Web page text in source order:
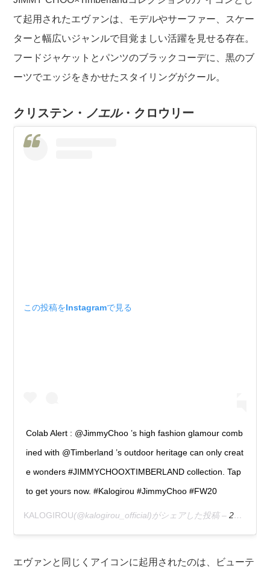
て起用されたエヴァンは、モデルやサーファー、スケー
ターと幅広いジャンルで目覚ましい活躍を見せる存在。
フードジャケットとパンツのブラックコーデに、黒のブ
ーツでエッジをきかせたスタイリングがクール。
クリステン・ ノエル・クロウリー
この投稿をInstagramで見る
Colab Alert : @JimmyChoo ’s high fashion glamour comb
ined with @Timberland ’s outdoor heritage can only creat
e wonders #JIMMYCHOOXTIMBERLAND collection. Tap
to get yours now. #Kalogirou #JimmyChoo #FW20
KALOGIROU(@kalogirou_official)がシェアした投稿 –2020年 9月月18日午前8時01分PDT
エヴァンと同じくアイコンに起用されたのは、ビューテ